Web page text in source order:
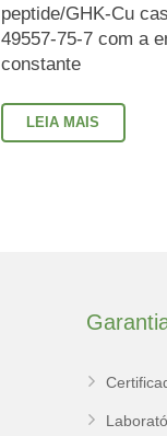
peptide/GHK-Cu cas
49557-75-7 com a
constante
LEIA MAIS